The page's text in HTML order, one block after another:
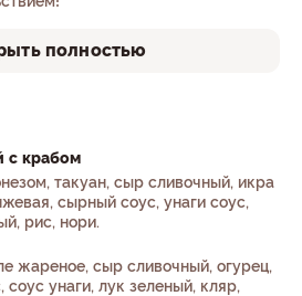
полностью
с крабом
такуан, сыр сливочный, икра
сырный соус, унаги соус,
рис, нори.
жареное, сыр сливочный, огурец,
соус унаги, лук зеленый, кляр,